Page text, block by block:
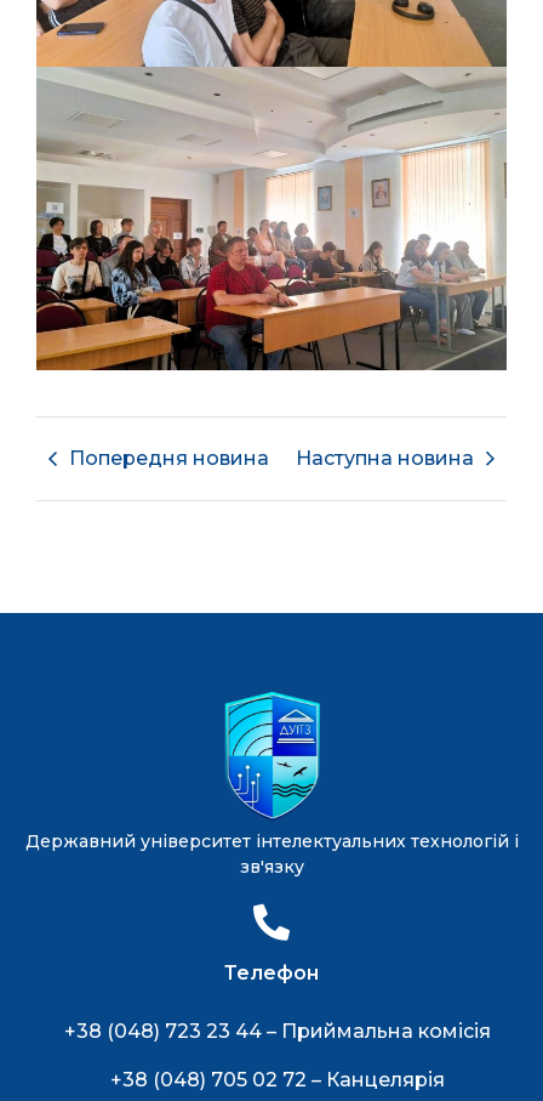
Попередня новина Наступна новина
Державний університет інтелектуальних технологій і
зв'язку
Телефон
+38 (048) 723 23 44 – Приймальна комісія
+38 (048) 705 02 72 – Канцелярія